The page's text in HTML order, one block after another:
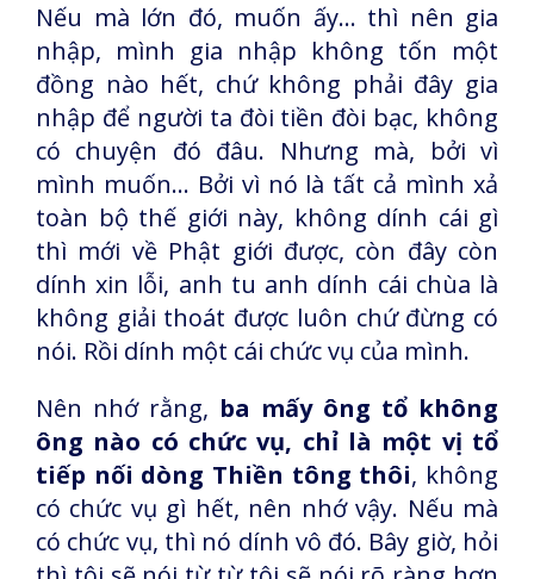
Nếu mà lớn đó, muốn ấy… thì nên gia
nhập, mình gia nhập không tốn một
đồng nào hết, chứ không phải đây gia
nhập để người ta đòi tiền đòi bạc, không
có chuyện đó đâu. Nhưng mà, bởi vì
mình muốn... Bởi vì nó là tất cả mình xả
toàn bộ thế giới này, không dính cái gì
thì mới về Phật giới được, còn đây còn
dính xin lỗi, anh tu anh dính cái chùa là
không giải thoát được luôn chứ đừng có
nói. Rồi dính một cái chức vụ của mình.
Nên nhớ rằng, ba mấy ông tổ không
ông nào có chức vụ, chỉ là một vị tổ
tiếp nối dòng Thiền tông thôi, không
có chức vụ gì hết, nên nhớ vậy. Nếu mà
có chức vụ, thì nó dính vô đó. Bây giờ, hỏi